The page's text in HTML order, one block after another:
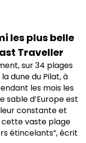
les plus belle
Traveller
sur 34 plages
dune du Pilat, à
les mois les
sable d’Europe est
constante et
cette vaste plage
étincelants”, écrit